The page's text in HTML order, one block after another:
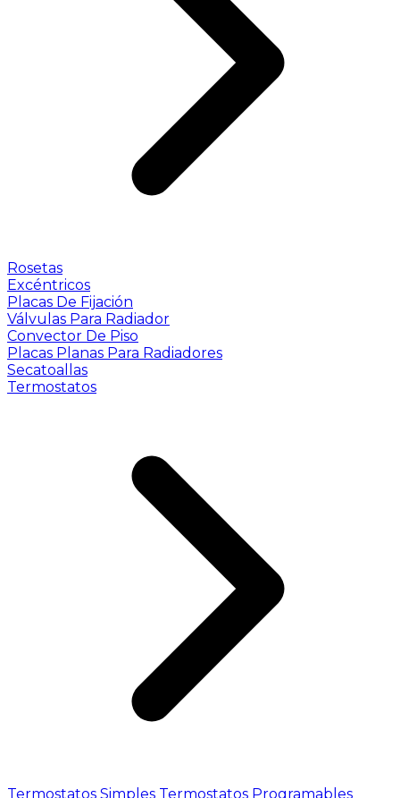
Rosetas
Excéntricos
Placas De Fijación
Válvulas Para Radiador
Convector De Piso
Placas Planas Para Radiadores
Secatoallas
Termostatos
Termostatos Simples Termostatos Programables